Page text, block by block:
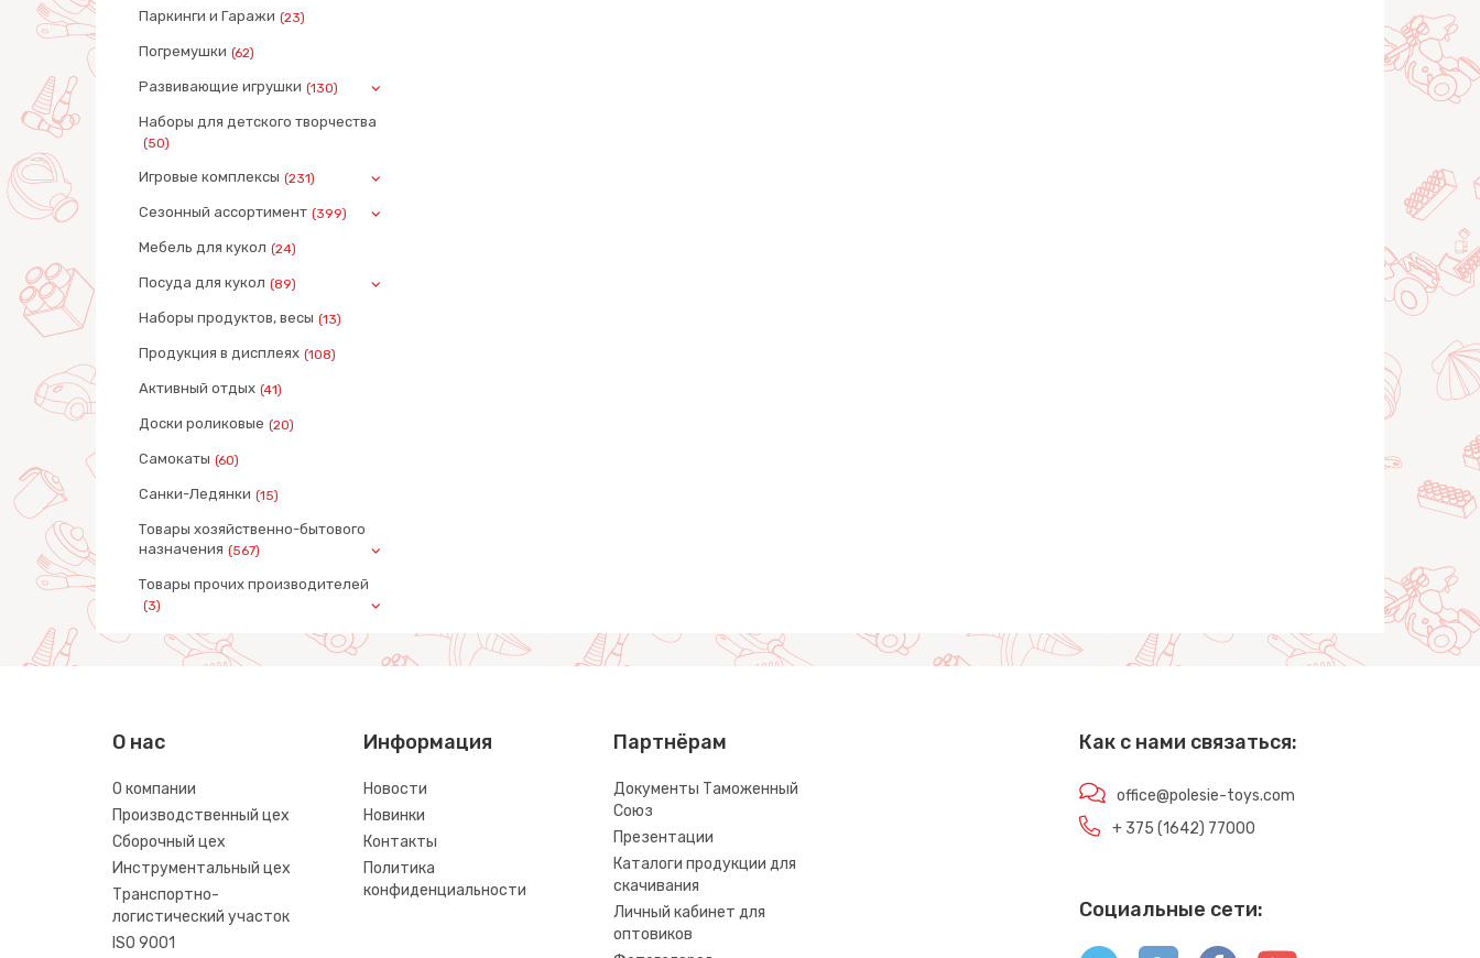
Паркинги и Гаражи (23)
Погремушки (62)
Развивающие игрушки (130)
Наборы для детского творчества
(50)
Игровые комплексы (231)
Сезонный ассортимент (399)
Мебель для кукол (24)
Посуда для кукол (89)
Наборы продуктов, весы (13)
Продукция в дисплеях (108)
Активный отдых (41)
Доски роликовые (20)
Самокаты (60)
Санки-Ледянки (15)
Товары хозяйственно-бытового
назначения (567)
Товары прочих производителей
(3)
О нас
О компании
Производственный цех
Сборочный цех
Инструментальный цех
Транспортно-
логистический участок
ISO 9001
Информация
Новости
Новинки
Контакты
Политика
конфиденциальности
Партнёрам
Документы Таможенный
Союз
Презентации
Каталоги продукции для
скачивания
Личный кабинет для
оптовиков
Как с нами связаться:
office@polesie-toys.com
+ 375 (1642) 77000
Социальные сети: